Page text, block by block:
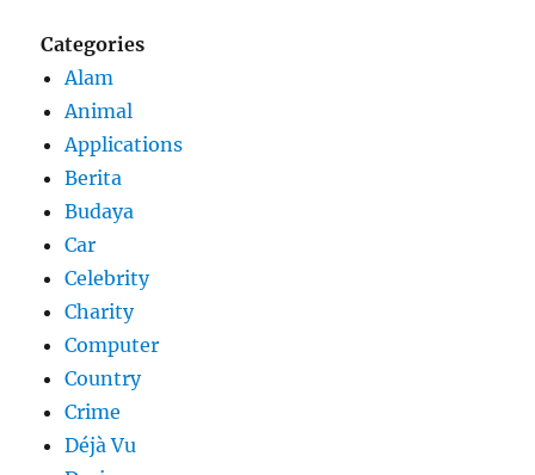
Categories
Alam
Animal
Applications
Berita
Budaya
Car
Celebrity
Charity
Computer
Country
Crime
Déjà Vu